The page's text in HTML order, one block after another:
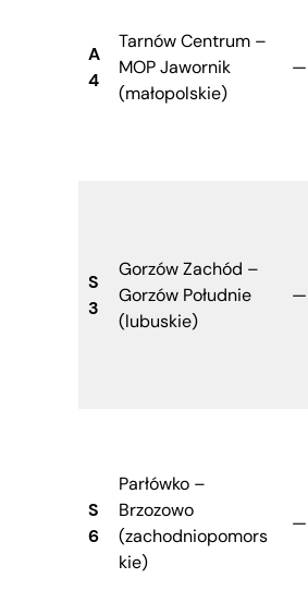
A
4
Tarnów Centrum –
MOP Jawornik
(małopolskie)
—
S
3
Gorzów Zachód –
Gorzów Południe
(lubuskie)
—
S
6
Parłówko –
Brzozowo
(zachodniopomors
kie)
—